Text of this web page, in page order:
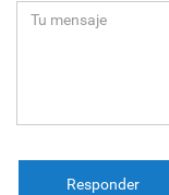
Responder